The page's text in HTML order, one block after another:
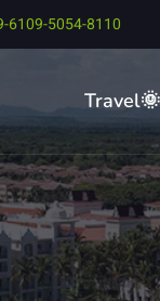
6109-5054-8110